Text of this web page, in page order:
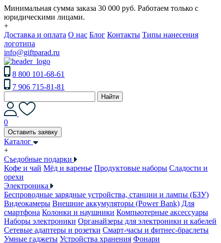
Минимальная сумма заказа 30 000 руб. Работаем только с
юридическими лицами.
+
Доставка и оплата О нас Блог Контакты Типы нанесения
логотипа
info@giftparad.ru
8 800 101-68-61
7 906 715-81-81
Найти
0
Оставить заявку
Каталог
+
Съедобные подарки
Кофе и чай Мёд и варенье Продуктовые наборы Сладости и
орехи
Электроника
Беспроводные зарядные устройства, станции и лампы (БЗУ)
Видеокамеры Внешние аккумуляторы (Power Bank) Для
смартфона Колонки и наушники Компьютерные аксессуары
Наборы электроники Органайзеры для электроники и кабелей
Сетевые адаптеры и розетки Смарт-часы и фитнес-браслеты
Умные гаджеты Устройства хранения Фонари